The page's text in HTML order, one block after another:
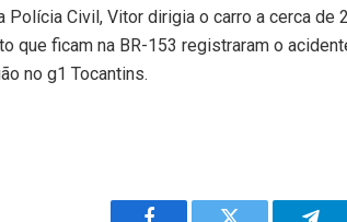
Civil, Vitor dirigia o carro a cerca de
que ficam na BR-153 registraram o
no g1 Tocantins.